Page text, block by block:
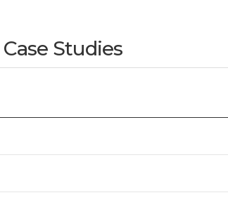
Case Studies